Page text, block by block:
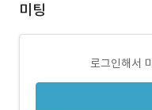
미팅
로그인해서